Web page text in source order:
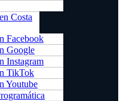
Costa
Facebook
Google
Instagram
TikTok
Youtube